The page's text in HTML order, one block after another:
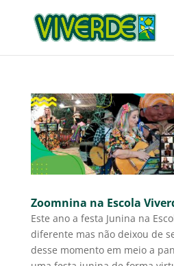
Zoomnina na Escola
Este ano a festa Junina na
diferente mas não deixou de
desse momento em meio a